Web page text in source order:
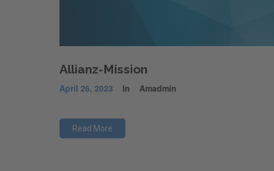
Allianz-Mission
April 26, 2023 In Amadmin
Read More